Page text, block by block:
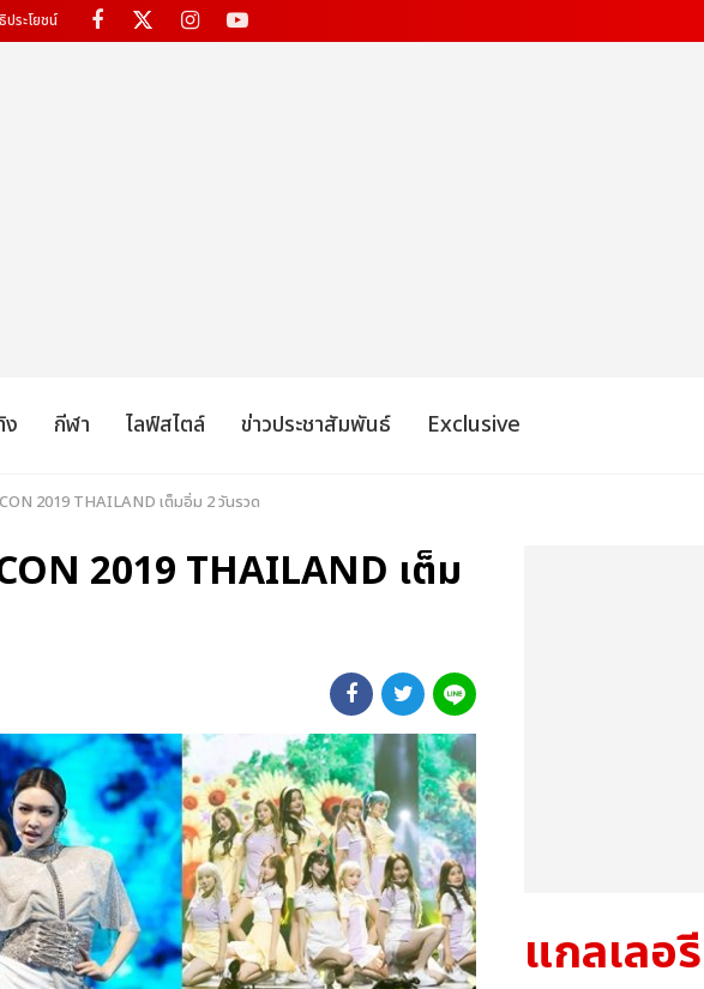
ประโยชน์
ง กีฬา ไลฟ์สไตล์ ข่าวประชาสัมพันธ์ Exclusive
2019 THAILAND เต็มอิ่ม 2 วันรวด
2019 THAILAND เต็ม
แกลเลอรี